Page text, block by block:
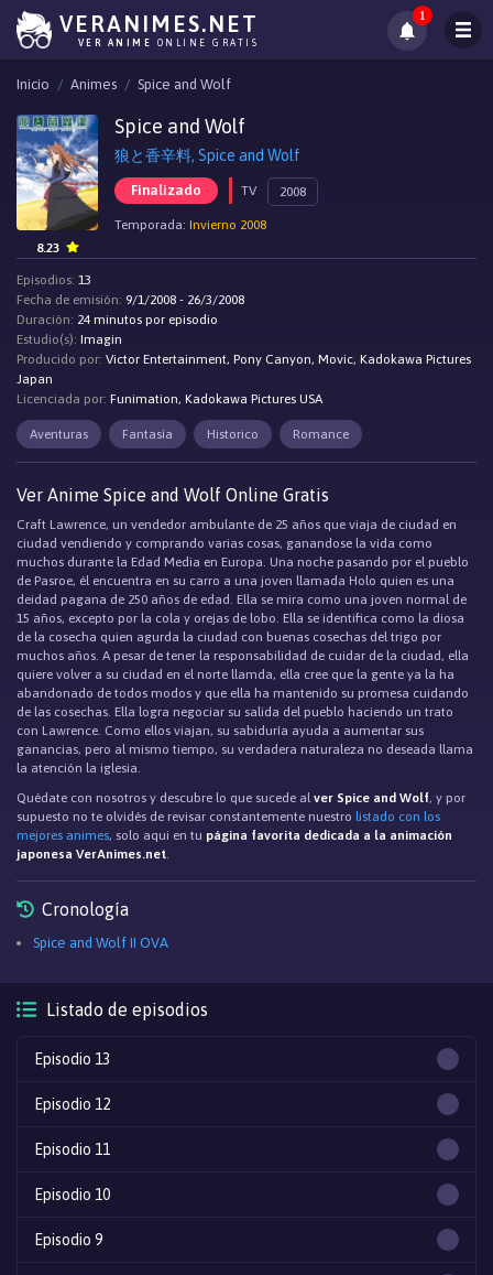
VERANIMES.NET
VER ANIME ONLINE GRATIS
1
Inicio Animes Spice and Wolf
Spice and Wolf
狼と香辛料, Spice and Wolf
Finalizado TV 2008
Temporada: Invierno 2008
8.23
Episodios: 13
Fecha de emisión: 9/1/2008 - 26/3/2008
Duración: 24 minutos por episodio
Estudio(s): Imagin
Producido por: Victor Entertainment, Pony Canyon, Movic, Kadokawa Pictures
Japan
Licenciada por: Funimation, Kadokawa Pictures USA
Aventuras Fantasía Historico Romance
Ver Anime Spice and Wolf Online Gratis
Craft Lawrence, un vendedor ambulante de 25 años que viaja de ciudad en
ciudad vendiendo y comprando varias cosas, ganandose la vida como
muchos durante la Edad Media en Europa. Una noche pasando por el pueblo
de Pasroe, él encuentra en su carro a una joven llamada Holo quien es una
deidad pagana de 250 años de edad. Ella se mira como una joven normal de
15 años, excepto por la cola y orejas de lobo. Ella se identifica como la diosa
de la cosecha quien agurda la ciudad con buenas cosechas del trigo por
muchos años. A pesar de tener la responsabilidad de cuidar de la ciudad, ella
quiere volver a su ciudad en el norte llamda, ella cree que la gente ya la ha
abandonado de todos modos y que ella ha mantenido su promesa cuidando
de las cosechas. Ella logra negociar su salida del pueblo haciendo un trato
con Lawrence. Como ellos viajan, su sabiduría ayuda a aumentar sus
ganancias, pero al mismo tiempo, su verdadera naturaleza no deseada llama
la atención la iglesia.
Quédate con nosotros y descubre lo que sucede alver Spice and Wolf, y por
supuesto no te olvidés de revisar constantemente nuestro listado con los
mejores animes, solo aqui en tu página favorita dedicada a la animación
japonesa VerAnimes.net.
Cronología
Spice and Wolf II OVA
Listado de episodios
Episodio 13
Episodio 12
Episodio 11
Episodio 10
Episodio 9